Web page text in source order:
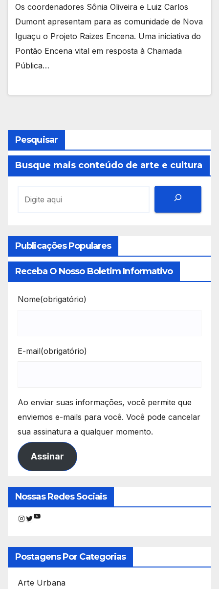
Os coordenadores Sônia Oliveira e Luiz Carlos
Dumont apresentam para as comunidade de Nova
Iguaçu o Projeto Raizes Encena. Uma iniciativa do
Pontão Encena vital em resposta à Chamada
Pública…
Pesquisar
Busque mais conteúdo de arte e cultura
Publicações Populares
Receba O Nosso Boletim Informativo
Nome(obrigatório)
E-mail(obrigatório)
Ao enviar suas informações, você permite que
enviemos e-mails para você. Você pode cancelar
sua assinatura a qualquer momento.
Assinar
Nossas Redes Sociais
Instagram
Twitter
Youtube
Postagens Por Categorias
Arte Urbana